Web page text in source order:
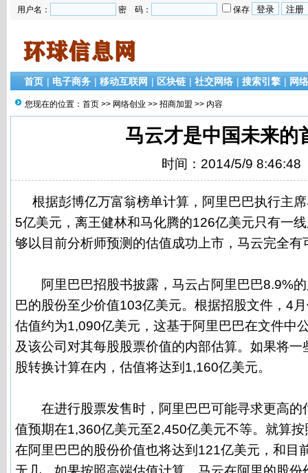
用户名： 密 码： 保存
首页 | 电子商务 | 移动互联网 | 区块链 | 社交网络 | 搜索引擎 | 网
您现在的位置： 首页 >> 网络创业 >> 招商加盟 >> 内容
马云才是中国未来的
时间：2014/5/9 8:46:48
根据彭博亿万富翁榜单计算，阿里巴巴执行主
5亿美元，离王健林和马化腾的126亿美元只有一
够以目前分析师预测的估值成功上市，马云完全有
阿里巴巴招股书披露，马云占阿里巴巴8.9%的
巴的股份至少价值103亿美元。根据招股文件，4
估值约为1,090亿美元，这基于阿里巴巴在文件中
及该公司对其每股股票价值的内部估算。如果将
股转换计算在内，估值将达到1,160亿美元。
在进行股票发售时，阿里巴巴可能寻求更高的
值预期在1,360亿美元至2,450亿美元不等。就算
在阿里巴巴的股份价值也将达到121亿美元，和目